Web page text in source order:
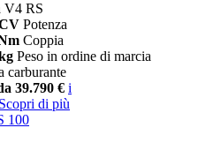
V4 RS
Potenza
Coppia
Peso in ordine di marcia
carburante
39.790 € i
Scopri di più
100